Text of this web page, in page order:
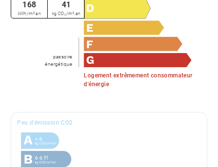
Logement extrêmement consommateur
d'énergie
passoire
énergétique
168
kWh/m².an
41
kg CO₂/m².an
Peu d'émission CO2